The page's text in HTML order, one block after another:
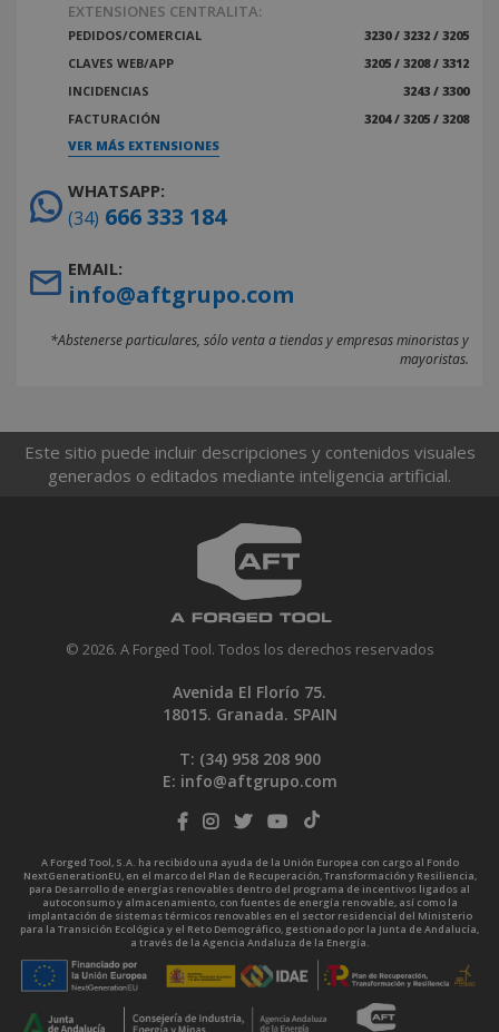
EXTENSIONES CENTRALITA:
PEDIDOS/COMERCIAL
3230 / 3232 / 3205
CLAVES WEB/APP
3205 / 3208 / 3312
INCIDENCIAS
3243 / 3300
FACTURACIÓN
3204 / 3205 / 3208
VER MÁS EXTENSIONES
WHATSAPP:
(34) 666 333 184
EMAIL:
info@aftgrupo.com
*Abstenerse particulares, sólo venta a tiendas y empresas minoristas y
mayoristas.
Este sitio puede incluir descripciones y contenidos visuales
generados o editados mediante inteligencia artificial.
© 2026. A Forged Tool. Todos los derechos reservados
Avenida El Florío 75.
18015. Granada. SPAIN
T: (34) 958 208 900
E: info@aftgrupo.com
A Forged Tool, S.A. ha recibido una ayuda de la Unión Europea con cargo al Fondo
NextGenerationEU, en el marco del Plan de Recuperación, Transformación y Resiliencia,
para Desarrollo de energías renovables dentro del programa de incentivos ligados al
autoconsumo y almacenamiento, con fuentes de energía renovable, así como la
implantación de sistemas térmicos renovables en el sector residencial del Ministerio
para la Transición Ecológica y el Reto Demográfico, gestionado por la Junta de Andalucía,
a través de la Agencia Andaluza de la Energía.